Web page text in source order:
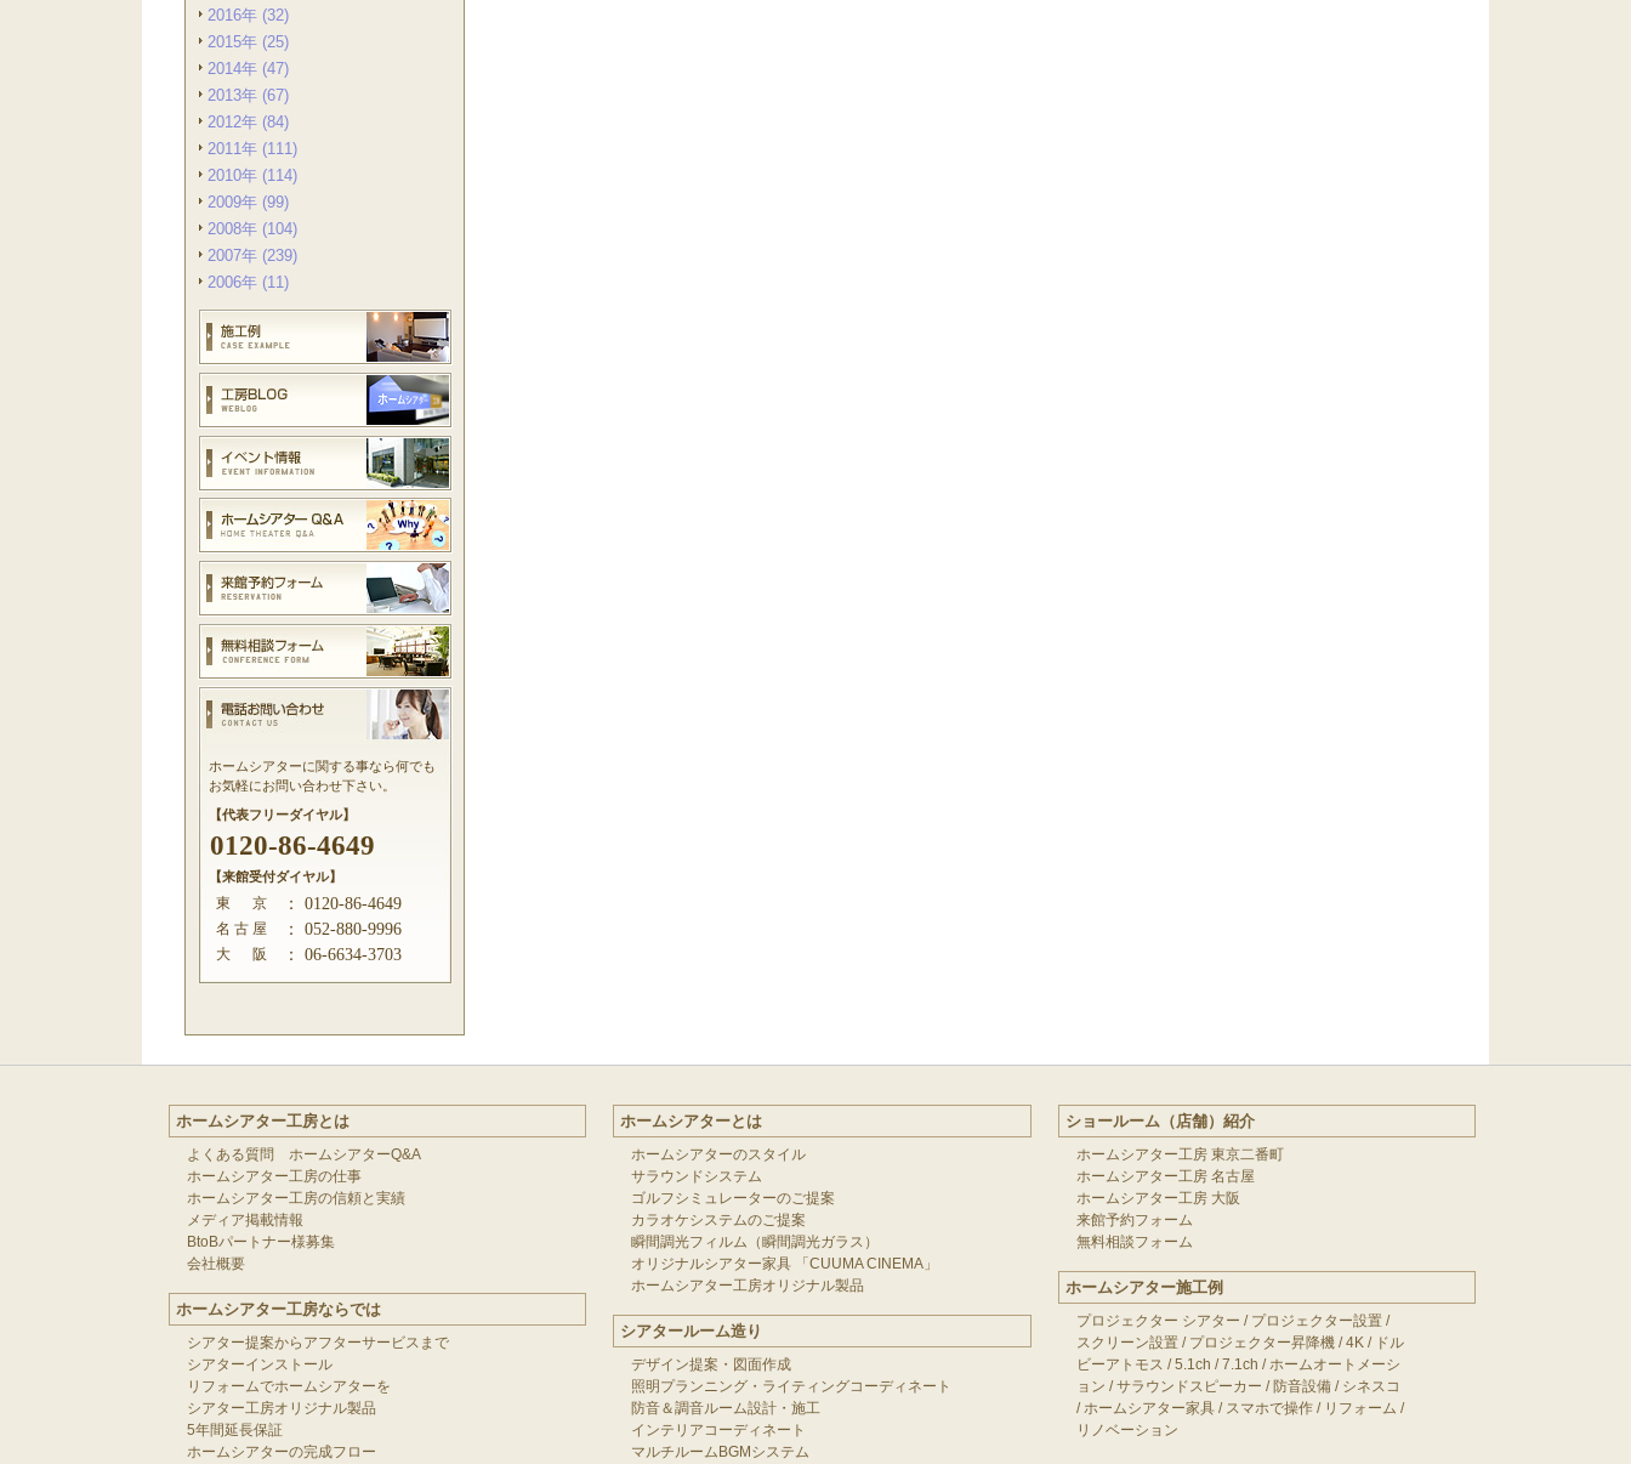
2016年 (32)
2015年 (25)
2014年 (47)
2013年 (67)
2012年 (84)
2011年 (111)
2010年 (114)
2009年 (99)
2008年 (104)
2007年 (239)
2006年 (11)
ホームシアターに関する事なら何でも
お気軽にお問い合わせ下さい。
【代表フリーダイヤル】
0120-86-4649
【来館受付ダイヤル】
東 京 ： 0120-86-4649
名 古 屋 ： 052-880-9996
大 阪 ： 06-6634-3703
ホームシアター工房とは
よくある質問 ホームシアターQ&A
ホームシアター工房の仕事
ホームシアター工房の信頼と実績
メディア掲載情報
BtoBパートナー様募集
会社概要
ホームシアター工房ならでは
シアター提案からアフターサービスまで
シアターインストール
リフォームでホームシアターを
シアター工房オリジナル製品
5年間延長保証
ホームシアターの完成フロー
ホームシアターとは
ホームシアターのスタイル
サラウンドシステム
ゴルフシミュレーターのご提案
カラオケシステムのご提案
瞬間調光フィルム（瞬間調光ガラス）
オリジナルシアター家具 「CUUMA CINEMA」
ホームシアター工房オリジナル製品
シアタールーム造り
デザイン提案・図面作成
照明プランニング・ライティングコーディネート
防音＆調音ルーム設計・施工
インテリアコーディネート
マルチルームBGMシステム
ショールーム（店舗）紹介
ホームシアター工房 東京二番町
ホームシアター工房 名古屋
ホームシアター工房 大阪
来館予約フォーム
無料相談フォーム
ホームシアター施工例
プロジェクター シアター / プロジェクター設置/
スクリーン設置/ プロジェクター昇降機/4K / ドル
ビーアトモス /5.1ch /7.1ch / ホームオートメーシ
ョン /サラウンドスピーカー /防音設備/ シネスコ
/ ホームシアター家具/ スマホで操作/ リフォーム /
リノベーション